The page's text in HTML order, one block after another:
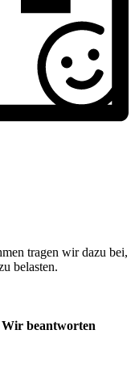
tragen wir dazu bei,
belasten.
Wir beantworten